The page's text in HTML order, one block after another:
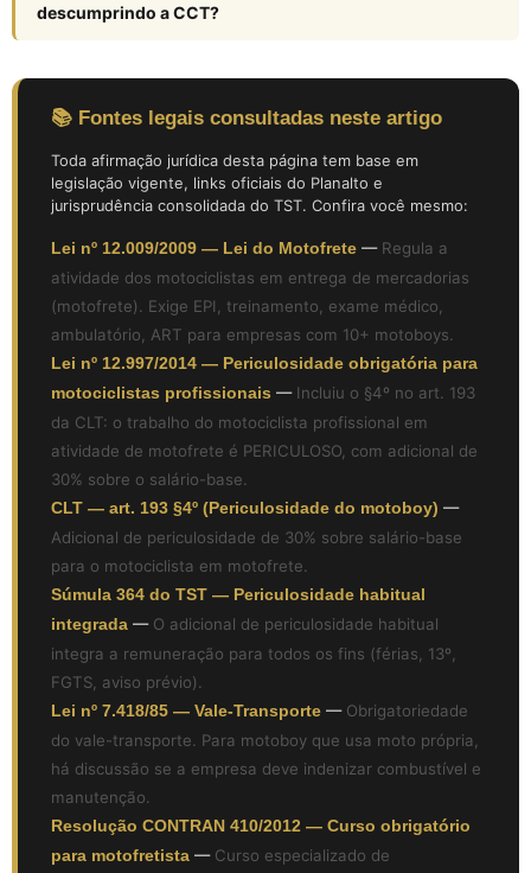
descumprindo a CCT?
📚 Fontes legais consultadas neste artigo
Toda afirmação jurídica desta página tem base em
legislação vigente, links oficiais do Planalto e
jurisprudência consolidada do TST. Confira você mesmo:
Lei nº 12.009/2009 — Lei do Motofrete — Regula a
atividade dos motociclistas em entrega de mercadorias
(motofrete). Exige EPI, treinamento, exame médico,
ambulatório, ART para empresas com 10+ motoboys.
Lei nº 12.997/2014 — Periculosidade obrigatória para
motociclistas profissionais — Incluiu o §4º no art. 193
da CLT: o trabalho do motociclista profissional em
atividade de motofrete é PERICULOSO, com adicional de
30% sobre o salário-base.
CLT — art. 193 §4º (Periculosidade do motoboy) —
Adicional de periculosidade de 30% sobre salário-base
para o motociclista em motofrete.
Súmula 364 do TST — Periculosidade habitual
integrada — O adicional de periculosidade habitual
integra a remuneração para todos os fins (férias, 13º,
FGTS, aviso prévio).
Lei nº 7.418/85 — Vale-Transporte — Obrigatoriedade
do vale-transporte. Para motoboy que usa moto própria,
há discussão se a empresa deve indenizar combustível e
manutenção.
Resolução CONTRAN 410/2012 — Curso obrigatório
para motofretista — Curso especializado de